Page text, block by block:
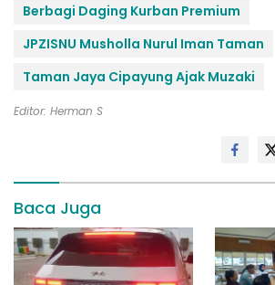
Berbagi Daging Kurban Premium
JPZISNU Musholla Nurul Iman Taman
Taman Jaya Cipayung Ajak Muzaki
Editor: Herman S
Baca Juga